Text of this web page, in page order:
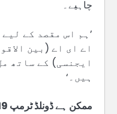
چاہیے۔
’ہم اس مقصد کے
اے ای اے (بین
ایجنسی) کے ساتھ
ہیں۔‘
ممکن ہے ڈونلڈ ٹرمپ 19 جون کو جنیوا میں ہوں